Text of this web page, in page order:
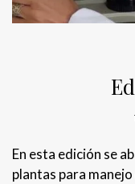
En esta edición se
plantas para